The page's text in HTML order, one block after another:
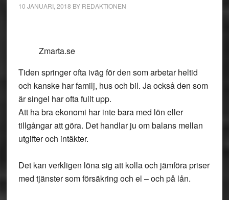
10 JANUARI, 2018 BY REDAKTIONEN
Zmarta.se
Tiden springer ofta iväg för den som arbetar heltid
och kanske har familj, hus och bil. Ja också den som
är singel har ofta fullt upp.
Att ha bra ekonomi har inte bara med lön eller
tillgångar att göra. Det handlar ju om balans mellan
utgifter och intäkter.
Det kan verkligen löna sig att kolla och jämföra priser
med tjänster som försäkring och el – och på lån.